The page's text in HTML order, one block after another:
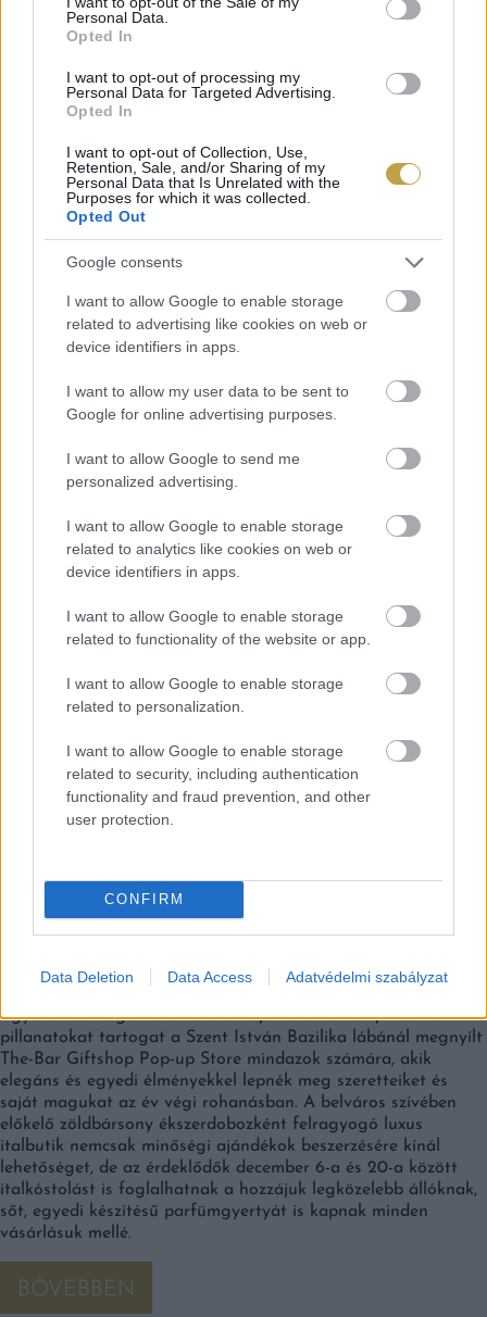
Personal Data.
Opted In
I want to opt-out of processing my
Personal Data for Targeted Advertising.
Opted In
I want to opt-out of Collection, Use,
Retention, Sale, and/or Sharing of my
Personal Data that Is Unrelated with the
Purposes for which it was collected.
Opted Out
Google consents
I want to allow Google to enable storage
related to advertising like cookies on web or
device identifiers in apps.
I want to allow my user data to be sent to
Google for online advertising purposes.
I want to allow Google to send me
personalized advertising.
I want to allow Google to enable storage
related to analytics like cookies on web or
device identifiers in apps.
I want to allow Google to enable storage
related to functionality of the website or app.
I want to allow Google to enable storage
related to personalization.
I want to allow Google to enable storage
related to security, including authentication
functionality and fraud prevention, and other
user protection.
CONFIRM
Data Deletion Data Access Adatvédelmi szabályzat
EZEK IS ÉRDEKELHETNEK
VARÁZSOLJUK EXKLUZÍV ÉLMÉNNYÉ AZ IDEI
ÜNNEPEK ELŐTTI NYÜZSGÉST AZOKNAK, AKIKET
A LEGJOBBAN SZERETÜNK!
Egyszeri és megismételhetetlen ajánlatot és felejthetetlen
pillanatokat tartogat a Szent István Bazilika lábánál megnyílt
The-Bar Giftshop Pop-up Store mindazok számára, akik
elegáns és egyedi élményekkel lepnék meg szeretteiket és
saját magukat az év végi rohanásban. A belváros szívében
előkelő zöldbársony ékszerdobozként felragyogó luxus
italbutik nemcsak minőségi ajándékok beszerzésére kínál
lehetőséget, de az érdeklődők december 6-a és 20-a között
italkóstolást is foglalhatnak a hozzájuk legközelebb állóknak,
sőt, egyedi készítésű parfümgyertyát is kapnak minden
vásárlásuk mellé.
BŐVEBBEN